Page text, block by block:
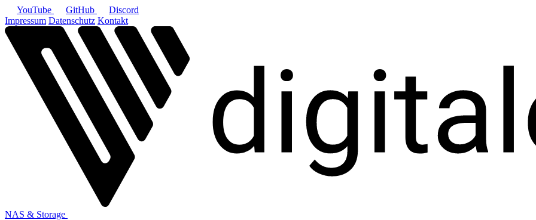
YouTube GitHub
Discord
Impressum Datenschutz Kontakt
NAS & Storage